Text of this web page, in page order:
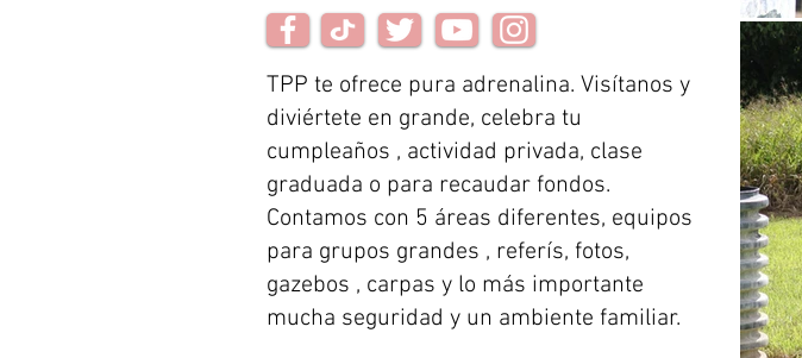
TPP te ofrece pura adrenalina. Visítanos y
diviértete en grande, celebra tu
cumpleaños , actividad privada, clase
graduada o para recaudar fondos.
Contamos con 5 áreas diferentes, equipos
para grupos grandes , referís, fotos,
gazebos , carpas y lo más importante
mucha seguridad y un ambiente familiar.